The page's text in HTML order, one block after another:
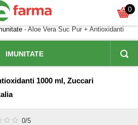
0
- Aloe Vera Suc Pur + Antioxidanti
IMUNITATE
1000 ml, Zuccari
0/5